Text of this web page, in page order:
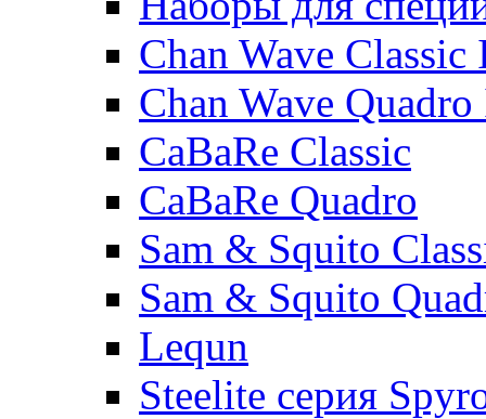
Chan Wave
Chan Wave
CaBaRe Classic
CaBaRe Quadro
Sam & Squito
Sam & Squito
Lequn
Steelite серия